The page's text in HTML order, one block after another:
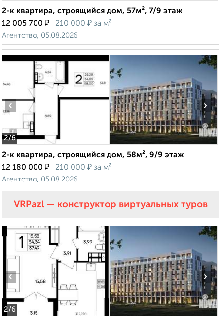
2-к квартира, строящийся дом, 57м², 7/9 этаж
12 005 700 ₽ 210 000 ₽ за м²
Агентство, 05.08.2026
2/6
‹ ›
2-к квартира, строящийся дом, 58м², 9/9 этаж
12 180 000 ₽ 210 000 ₽ за м²
Агентство, 05.08.2026
VRPazl — конструктор виртуальных туров
2/6
‹ ›